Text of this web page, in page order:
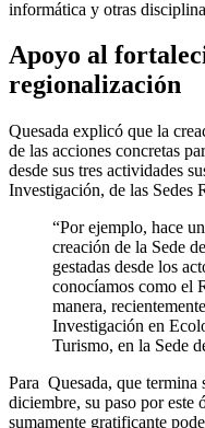
informática y otras
Apoyo al
regionalización
Quesada explicó que la
de las acciones concretas
desde sus tres actividades
Investigación, de las Sedes
“Por ejemplo, hace
creación de la Sede
gestadas desde los
conocíamos como el
manera,
Investigación en
Turismo, en la Sede
Para Quesada, que
diciembre, su paso por este
sumamente gratificante